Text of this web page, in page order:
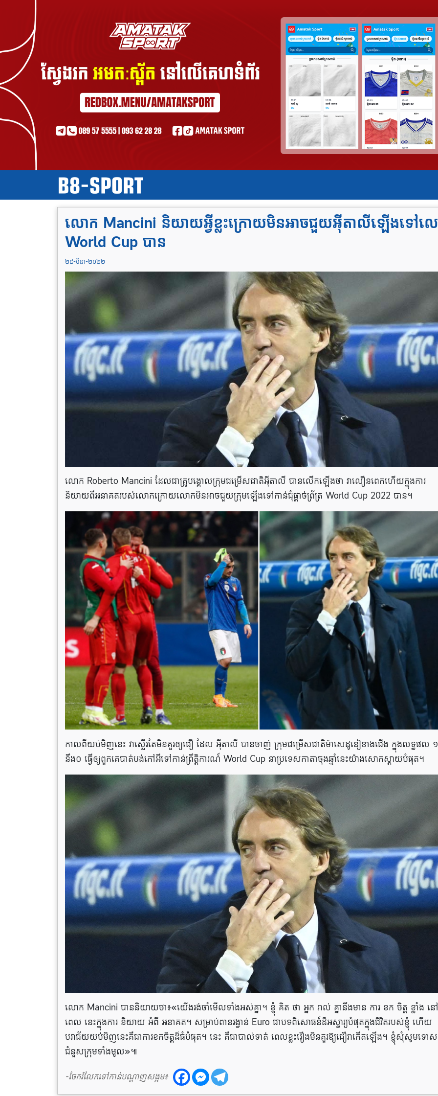
លោក Mancini និយាយអ្វីខ្លះក្រោយមិនអាចជួយអ៊ីតាលីឡើងទៅល
World Cup បាន
២៥-មិនា-២០២២
លោក Roberto Mancini ដែលជាគ្រូបង្គោលក្រុមជម្រើសជាតិអ៊ីតាលី បានលើកឡើងថា វាលឿនពេកហើយក្នុងការ
និយាយពីអនាគតរបស់លោកក្រោយលោកមិនអាចជួយក្រុមឡើងទៅកាន់ជុំផ្តាច់ព្រ័ត្រ World Cup 2022 បាន។
កាលពីយប់មិញនេះ វាស្ទើរតែមិនគួរឲ្យជឿ ដែល អ៊ីតាលី បានចាញ់ ក្រុមជម្រើសជាតិម៉ាសេដូនៀខាងជើង ក្នុងលទ្ធផល
នឹង០ ធ្វើឲ្យពួកគេបាត់បង់កៅអីទៅកាន់ព្រឹត្តិការណ៍ World Cup នាប្រទេសកាតាចុងឆ្នាំនេះយ៉ាងសោកស្តាយបំផុត។
លោក Mancini បាននិយាយថា៖«យើងរង់ចាំមើលទាំងអស់គ្នា។ ខ្ញុំ គិត ថា អ្នក រាល់ គ្នានឹងមាន ការ ខក ចិត្ត ខ្លាំង នៅ
ពេល នេះក្នុងការ និយាយ អំពី អនាគត។ សម្រាប់ពានរង្វាន់ Euro ជាបទពិសោធន៍ដ៏អស្ចារ្យបំផុតក្នុងជីវិតរបស់ខ្ញុំ ហើយ
បរាជ័យយប់មិញនេះគឺជាការខកចិត្តដ៏ធំបំផុត។ នេះ គឺជាបាល់ទាត់ ពេលខ្លះរឿងមិនគួរឱ្យជឿវាកើតឡើង។ ខ្ញុំសុំសូមទោស
ជំនួសក្រុមទាំងមូល»៕
-ចែករំលែកទៅកាន់បណ្តាញសង្គម៖